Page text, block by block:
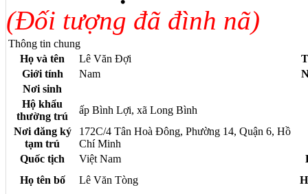
(Đối tượng đã đình nã)
Thông tin chung
Họ và tên
Lê Văn Đợi
Giới tính
Nam
Nơi sinh
Hộ khẩu
thường trú
ấp Bình Lợi, xã Long Bình
Nơi đăng ký
tạm trú
172C/4 Tân Hoà Đông, Phường 14, Quận 6, Hồ
Chí Minh
Quốc tịch
Việt Nam
Họ tên bố
Lê Văn Tòng